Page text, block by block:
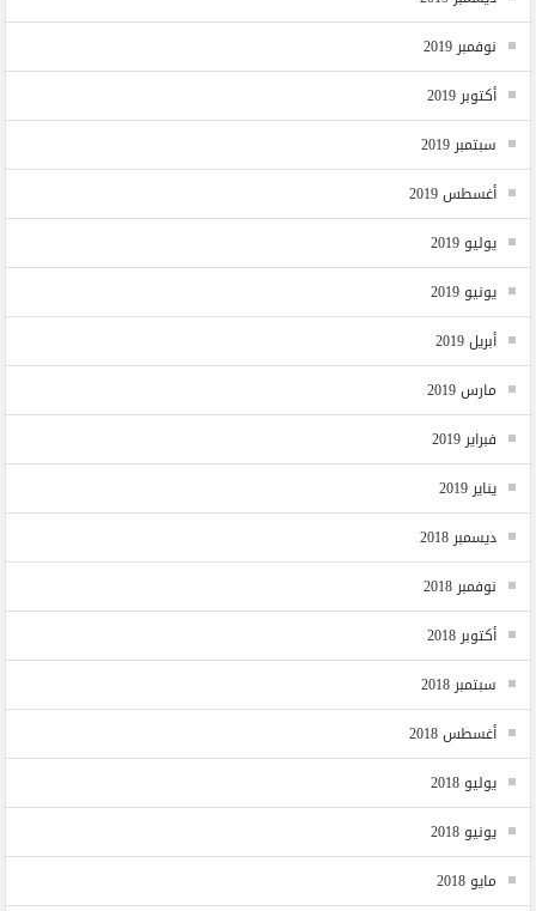
نوفمبر 2019
أكتوبر 2019
سبتمبر 2019
أغسطس 2019
يوليو 2019
يونيو 2019
أبريل 2019
مارس 2019
فبراير 2019
يناير 2019
ديسمبر 2018
نوفمبر 2018
أكتوبر 2018
سبتمبر 2018
أغسطس 2018
يوليو 2018
يونيو 2018
مايو 2018